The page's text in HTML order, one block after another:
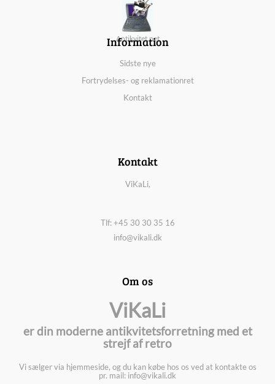
Antikvitet.net
Information
Sidste nye
Fortrydelses- og reklamationret
Kontakt
Kontakt
ViKaLi,
Tlf: +45 30 30 35 16
info@vikali.dk
Om os
ViKaLi
er din moderne antikvitetsforretning med et
strejf af retro
Vi sælger via hjemmeside, og du kan købe hos os ved at kontakte os
pr. mail: info@vikali.dk